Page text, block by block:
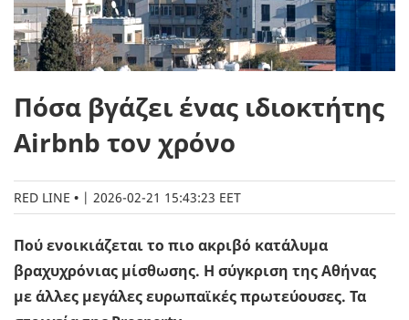
Πόσα βγάζει ένας ιδιοκτήτης
Airbnb τον χρόνο
RED LINE | 2026-02-21 15:43:23 EET
Πού ενοικιάζεται το πιο ακριβό κατάλυμα
βραχυχρόνιας μίσθωσης. Η σύγκριση της Αθήνας
με άλλες μεγάλες ευρωπαϊκές πρωτεύουσες. Τα